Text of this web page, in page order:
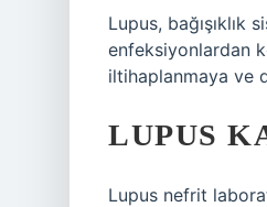
Lupus, bağışıklık
enfeksiyonlardan
iltihaplanmaya ve
LUPUS
Lupus nefrit